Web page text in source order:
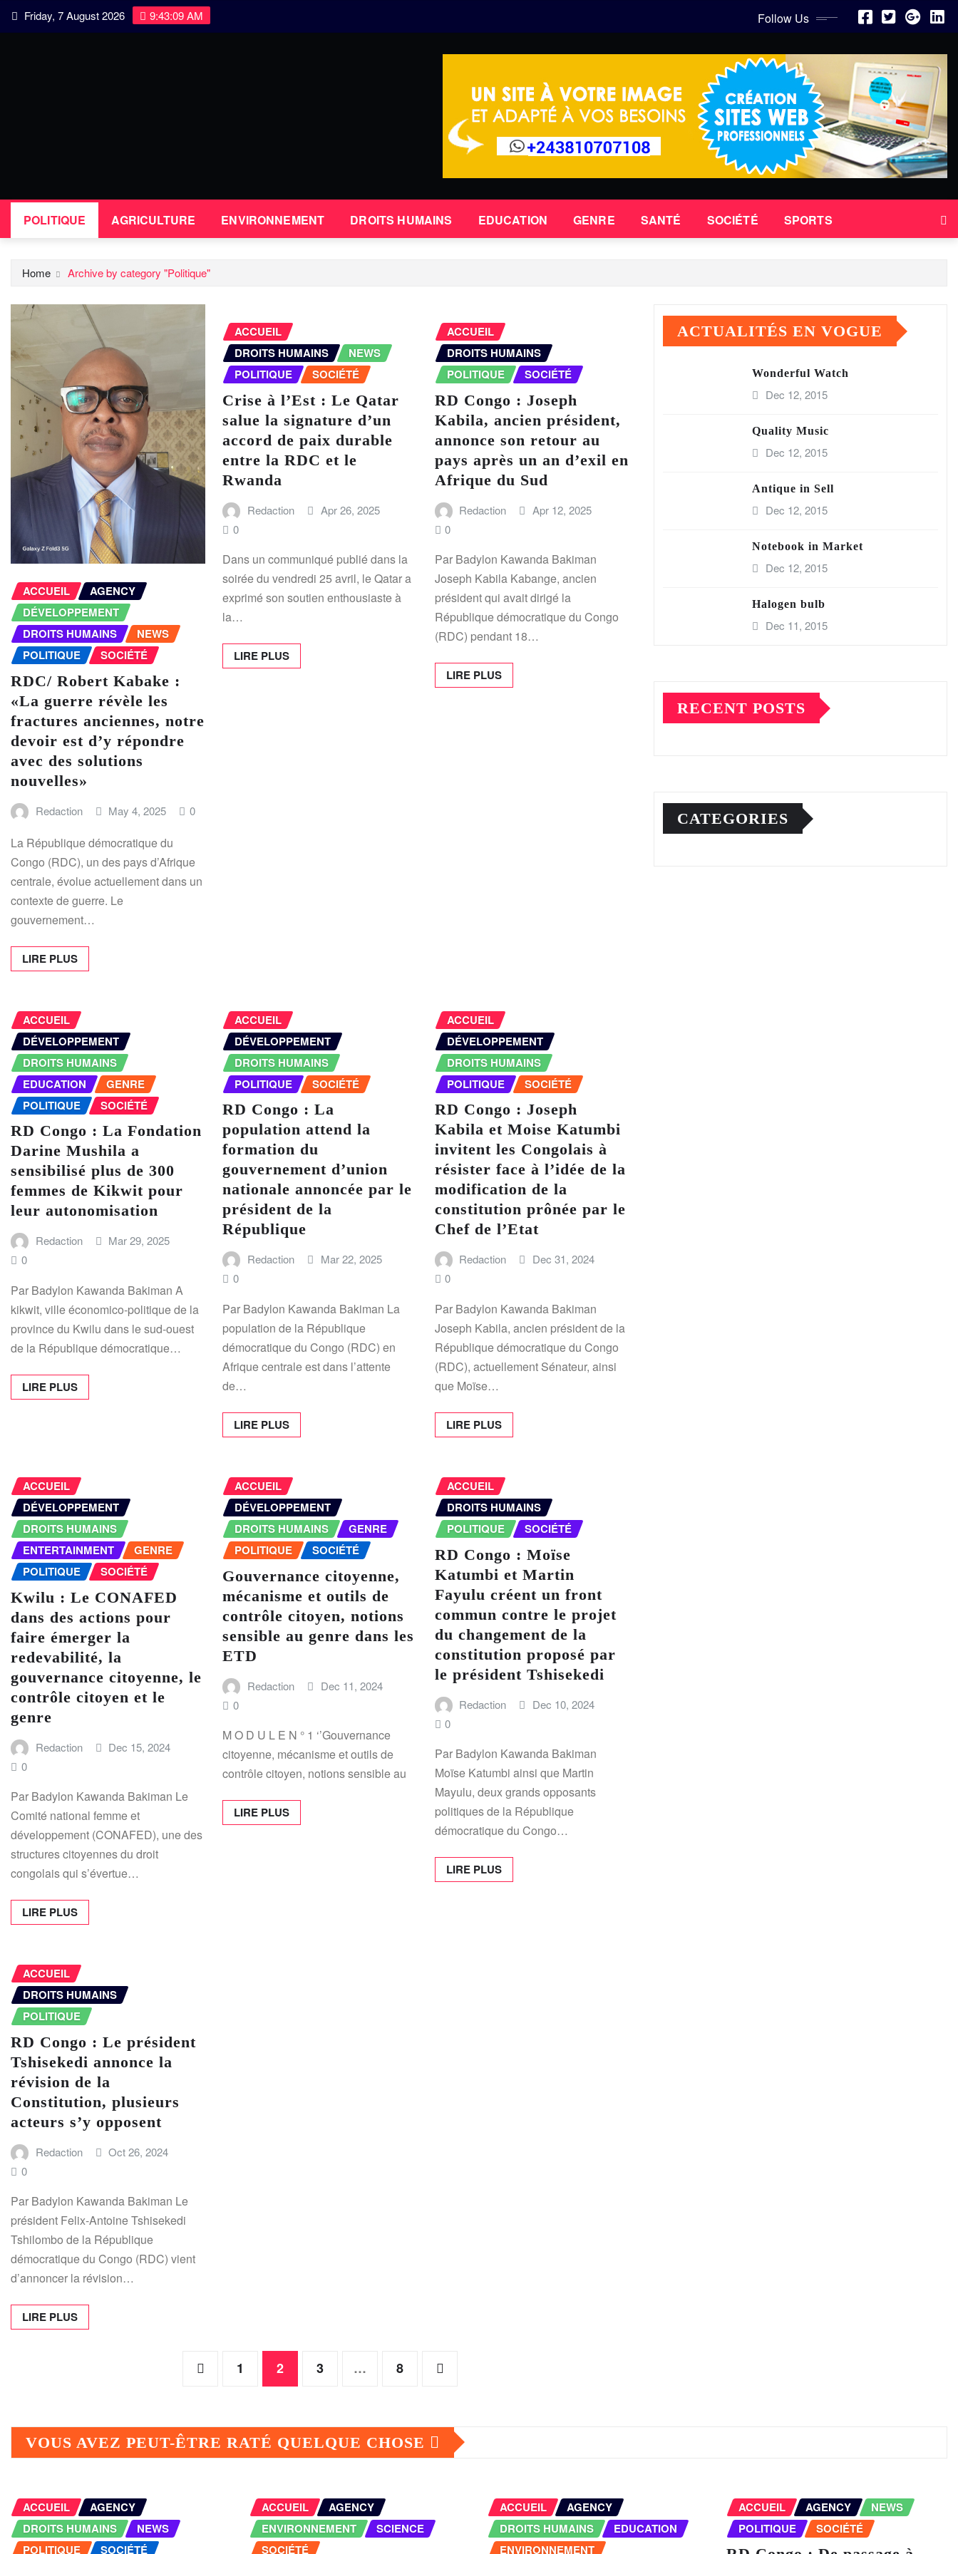
Skip Friday, 7 August 2026 9:43:10 AM Follow Us
POLITIQUE AGRICULTURE ENVIRONNEMENT DROITS HUMAINS EDUCATION GENRE SANTÉ SOCIÉTÉ SPORTS
Home Archive by category "Politique"
ACCUEIL
AGENCY
DÉVELOPPEMENT
DROITS HUMAINS
NEWS
POLITIQUE
SOCIÉTÉ
RDC/ Robert Kabake :
«La guerre révèle les
fractures anciennes, notre
devoir est d’y répondre
avec des solutions
nouvelles»
Redaction May 4, 2025 0
La République démocratique du
Congo (RDC), un des pays d’Afrique
centrale, évolue actuellement dans un
contexte de guerre. Le
gouvernement…
LIRE PLUS
ACCUEIL
DROITS HUMAINS
NEWS
POLITIQUE
SOCIÉTÉ
Crise à l’Est : Le Qatar
salue la signature d’un
accord de paix durable
entre la RDC et le
Rwanda
Redaction
Apr 26, 2025
0
Dans un communiqué publié dans la
soirée du vendredi 25 avril, le Qatar a
exprimé son soutien enthousiaste à
la…
LIRE PLUS
ACCUEIL
DROITS HUMAINS
POLITIQUE
SOCIÉTÉ
RD Congo : Joseph
Kabila, ancien président,
annonce son retour au
pays après un an d’exil en
Afrique du Sud
Redaction
Apr 12, 2025
0
Par Badylon Kawanda Bakiman
Joseph Kabila Kabange, ancien
président qui avait dirigé la
République démocratique du Congo
(RDC) pendant 18…
LIRE PLUS
ACCUEIL
DÉVELOPPEMENT
DROITS HUMAINS
EDUCATION
GENRE
POLITIQUE
SOCIÉTÉ
RD Congo : La Fondation
Darine Mushila a
sensibilisé plus de 300
femmes de Kikwit pour
leur autonomisation
Redaction
Mar 29, 2025
0
Par Badylon Kawanda Bakiman A
kikwit, ville économico-politique de la
province du Kwilu dans le sud-ouest
de la République démocratique…
LIRE PLUS
ACCUEIL
DÉVELOPPEMENT
DROITS HUMAINS
POLITIQUE
SOCIÉTÉ
RD Congo : La
population attend la
formation du
gouvernement d’union
nationale annoncée par le
président de la
République
Redaction
Mar 22, 2025
0
Par Badylon Kawanda Bakiman La
population de la République
démocratique du Congo (RDC) en
Afrique centrale est dans l’attente
de…
LIRE PLUS
ACCUEIL
DÉVELOPPEMENT
DROITS HUMAINS
POLITIQUE
SOCIÉTÉ
RD Congo : Joseph
Kabila et Moise Katumbi
invitent les Congolais à
résister face à l’idée de la
modification de la
constitution prônée par le
Chef de l’Etat
Redaction
Dec 31, 2024
0
Par Badylon Kawanda Bakiman
Joseph Kabila, ancien président de la
République démocratique du Congo
(RDC), actuellement Sénateur, ainsi
que Moïse…
LIRE PLUS
ACCUEIL
DÉVELOPPEMENT
DROITS HUMAINS
ENTERTAINMENT
GENRE
POLITIQUE
SOCIÉTÉ
Kwilu : Le CONAFED
dans des actions pour
faire émerger la
redevabilité, la
gouvernance citoyenne, le
contrôle citoyen et le
genre
Redaction
Dec 15, 2024
0
Par Badylon Kawanda Bakiman Le
Comité national femme et
développement (CONAFED), une des
structures citoyennes du droit
congolais qui s’évertue…
LIRE PLUS
ACCUEIL
DÉVELOPPEMENT
DROITS HUMAINS
GENRE
POLITIQUE
SOCIÉTÉ
Gouvernance citoyenne,
mécanisme et outils de
contrôle citoyen, notions
sensible au genre dans les
ETD
Redaction
Dec 11, 2024
0
M O D U L E N ° 1 ‘’Gouvernance
citoyenne, mécanisme et outils de
contrôle citoyen, notions sensible au
LIRE PLUS
ACCUEIL
DROITS HUMAINS
POLITIQUE
SOCIÉTÉ
RD Congo : Moïse
Katumbi et Martin
Fayulu créent un front
commun contre le projet
du changement de la
constitution proposé par
le président Tshisekedi
Redaction
Dec 10, 2024
0
Par Badylon Kawanda Bakiman
Moïse Katumbi ainsi que Martin
Mayulu, deux grands opposants
politiques de la République
démocratique du Congo…
LIRE PLUS
ACCUEIL
DROITS HUMAINS
POLITIQUE
RD Congo : Le président
Tshisekedi annonce la
révision de la
Constitution, plusieurs
acteurs s’y opposent
Redaction
Oct 26, 2024
0
Par Badylon Kawanda Bakiman Le
président Felix-Antoine Tshisekedi
Tshilombo de la République
démocratique du Congo (RDC) vient
d’annoncer la révision…
LIRE PLUS
1 2 3 … 8
ACTUALITÉS EN VOGUE
Wonderful Watch
Dec 12, 2015
Quality Music
Dec 12, 2015
Antique in Sell
Dec 12, 2015
Notebook in Market
Dec 12, 2015
Halogen bulb
Dec 11, 2015
RECENT POSTS
CATEGORIES
VOUS AVEZ PEUT-ÊTRE RATÉ QUELQUE CHOSE
ACCUEIL
AGENCY
DROITS HUMAINS
NEWS
POLITIQUE
SOCIÉTÉ
ACCUEIL
AGENCY
ENVIRONNEMENT
SCIENCE
SOCIÉTÉ
ACCUEIL
AGENCY
DROITS HUMAINS
EDUCATION
ENVIRONNEMENT
ACCUEIL AGENCY
NEWS
POLITIQUE
SOCIÉTÉ